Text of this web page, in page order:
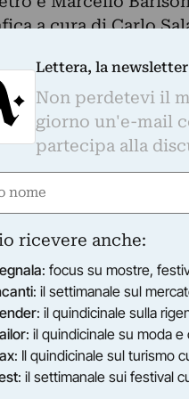
a cura di Carlo
di Brescia.
marginalia dei
i margini delle
di invenzione e
spazio urbano,
sfugge
e segni di
frutto di
strumento per
elevandoli a
si confonde.
selezionate da
formati e realizzate
Lettera, la
Non perdetevi il
giorno un'e-mail
partecipa alla
ricevere anche:
: focus su mostre,
: il settimanale sul
: il quindicinale sulla
: il quindicinale su moda e
: Il quindicinale sul turismo
: il settimanale sui festival